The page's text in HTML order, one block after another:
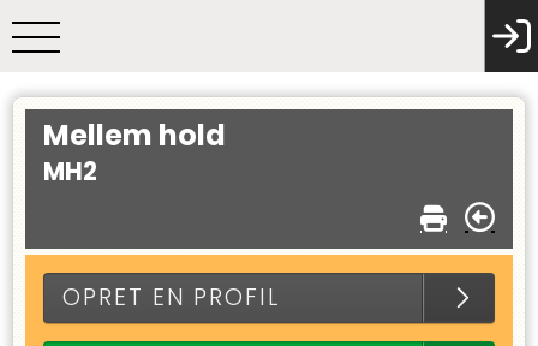
Mellem hold
MH2
OPRET EN PROFIL